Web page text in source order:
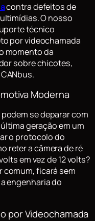
contra defeitos de
O nosso
técnico
por videochamada
momento da
sobre chicotes,
Moderna
se deparar com
geração em um
o protocolo do
reter a câmera de ré
em vez de 12 volts?
comum, ficará sem
engenharia do
por Videochamada